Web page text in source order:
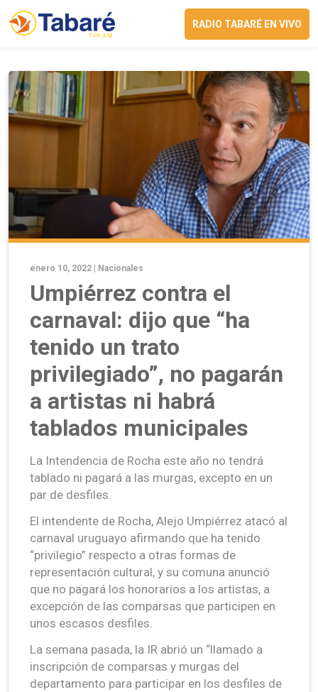
RADIO TABARÉ EN VIVO
enero 10, 2022 | Nacionales
Umpiérrez contra el
carnaval: dijo que “ha
tenido un trato
privilegiado”, no pagarán
a artistas ni habrá
tablados municipales
La Intendencia de Rocha este año no tendrá
tablado ni pagará a las murgas, excepto en un
par de desfiles.
El intendente de Rocha, Alejo Umpiérrez atacó al
carnaval uruguayo afirmando que ha tenido
“privilegio” respecto a otras formas de
representación cultural, y su comuna anunció
que no pagará los honorarios a los artistas, a
excepción de las comparsas que participen en
unos escasos desfiles.
La semana pasada, la IR abrió un “llamado a
inscripción de comparsas y murgas del
departamento para participar en los desfiles de